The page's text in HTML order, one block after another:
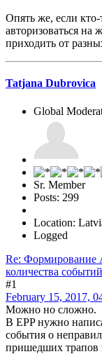
Опять же, если
авторизоваться на
приходить от
Tatjana Dubrovica
Global
Sr. Member
Posts: 299
Location:
Logged
Re: Формирование
количества событий
#1
February 15, 2017,
Можно но сложно.
В EPP нужно
события о
пришедших трапов